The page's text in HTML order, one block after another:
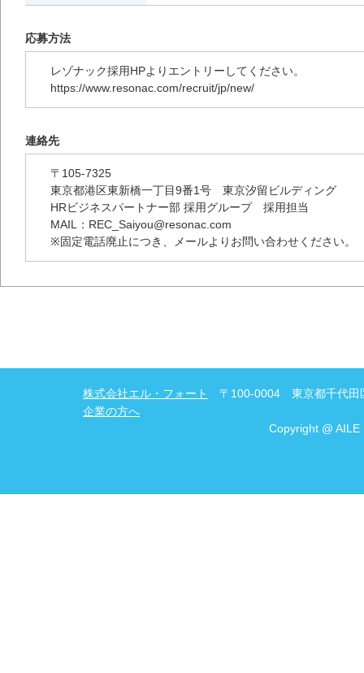
応募方法
レゾナック採用HPよりエントリーしてください。
https://www.resonac.com/recruit/jp/new/
連絡先
〒105-7325
東京都港区東新橋一丁目9番1号 東京汐留ビルディング
HRビジネスパートナー部 採用グループ 採用担当
MAIL：REC_Saiyou@resonac.com
※固定電話廃止につき、メールよりお問い合わせください。
株式会社エル・フォート
〒100-0004 東京都千代田
企業の方へ
Copyright @